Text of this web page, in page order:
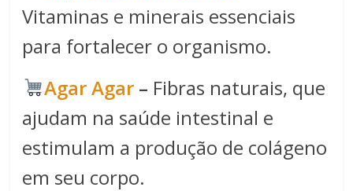
Vitaminas e minerais essenciais
para fortalecer o organismo.
Agar Agar– Fibras naturais, que
ajudam na saúde intestinal e
estimulam a produção de colágeno
em seu corpo.